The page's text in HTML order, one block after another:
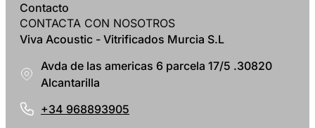
Contacto
CONTACTA CON NOSOTROS
Viva Acoustic - Vitrificados Murcia S.L
Avda de las americas 6 parcela 17/5 .30820
Alcantarilla
+34 968893905